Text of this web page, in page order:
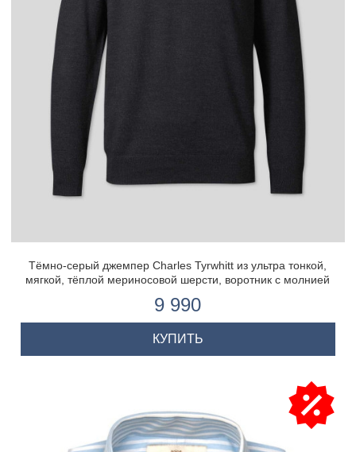
Тёмно-серый джемпер Charles Tyrwhitt из ультра тонкой,
мягкой, тёплой мериносовой шерсти, воротник с молнией
9 990
КУПИТЬ